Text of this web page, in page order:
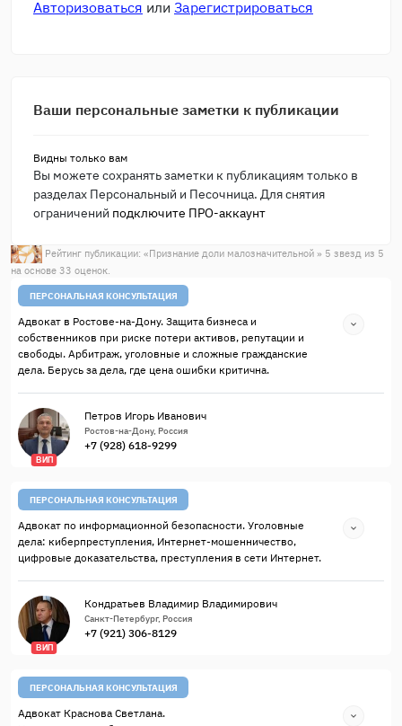
Авторизоваться или Зарегистрироваться
Ваши персональные заметки к публикации
Видны только вам
Вы можете сохранять заметки к публикациям только в
разделах Персональный и Песочница. Для снятия
ограничений подключите ПРО-аккаунт
Рейтинг публикации: «Признание доли малозначительной» 5 звезд из 5
на основе 33 оценок.
ПЕРСОНАЛЬНАЯ КОНСУЛЬТАЦИЯ
Адвокат в Ростове-на-Дону. Защита бизнеса и
собственников при риске потери активов, репутации и
свободы. Арбитраж, уголовные и сложные гражданские
дела. Берусь за дела, где цена ошибки критична.
ВИП
Петров Игорь Иванович
Ростов-на-Дону, Россия
+7 (928) 618-9299
ПЕРСОНАЛЬНАЯ КОНСУЛЬТАЦИЯ
Адвокат по информационной безопасности. Уголовные
дела: киберпреступления, Интернет-мошенничество,
цифровые доказательства, преступления в сети Интернет.
ВИП
Кондратьев Владимир Владимирович
Санкт-Петербург, Россия
+7 (921) 306-8129
ПЕРСОНАЛЬНАЯ КОНСУЛЬТАЦИЯ
Адвокат Краснова Светлана.